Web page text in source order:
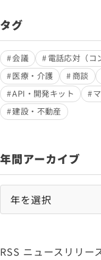
タグ
会議 電話応対（コ
医療・介護
商談
API・開発キット
建設・不動産
年間アーカイブ
RSS ニュースリリー